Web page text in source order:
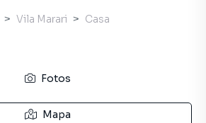
Vila Marari
Casa
Fotos
Mapa